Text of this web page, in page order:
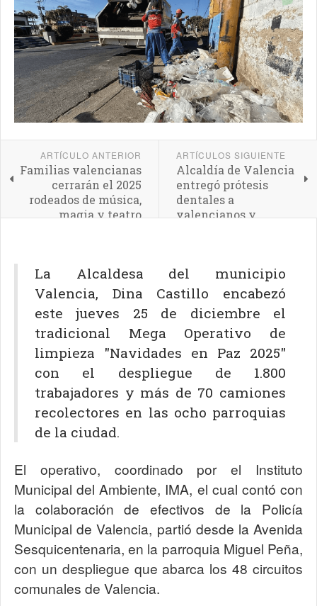
ARTÍCULO ANTERIOR
Familias valencianas
cerrarán el 2025
rodeados de música,
magia y teatro
ARTÍCULOS SIGUIENTE
Alcaldía de Valencia
entregó prótesis
dentales a
valencianos y
La Alcaldesa del municipio
Valencia, Dina Castillo encabezó
este jueves 25 de diciembre el
tradicional Mega Operativo de
limpieza "Navidades en Paz 2025"
con el despliegue de 1.800
trabajadores y más de 70 camiones
recolectores en las ocho parroquias
de la ciudad.
El operativo, coordinado por el Instituto
Municipal del Ambiente, IMA, el cual contó con
la colaboración de efectivos de la Policía
Municipal de Valencia, partió desde la Avenida
Sesquicentenaria, en la parroquia Miguel Peña,
con un despliegue que abarca los 48 circuitos
comunales de Valencia.